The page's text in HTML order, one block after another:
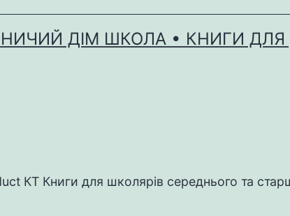
ДІМ ШКОЛА • КНИГИ
КТ Книги для школярів середнього та